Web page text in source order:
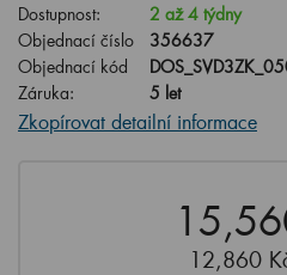
Dostupnost:
2 až 4 týdny
Objednací číslo
356637
Objednací kód
Záruka:
5 let
Zkopírovat detailní informace
12,860